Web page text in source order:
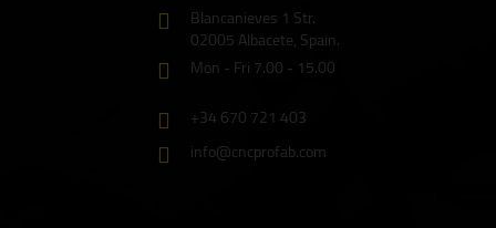
Blancanieves 1 Str.
02005 Albacete, Spain.
Mon - Fri 7.00 - 15.00
+34 670 721 403
info@cncprofab.com